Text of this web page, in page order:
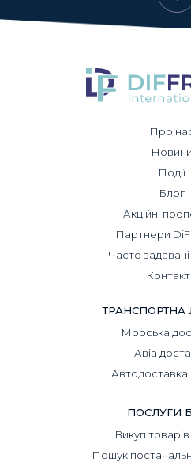
Про
Новини
Події
Блог
Акційні
Партнери
Часто
ТРАНСПОРТНА
Морська
Авіа
ПОСЛУГИ
Викуп товарів
Пошук